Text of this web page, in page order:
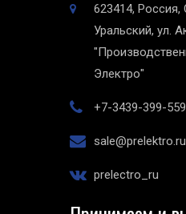
623414,
Уральский, ул.
Электро"
+7-3439-399-559
sale@prelektro.ru
prelectro_ru